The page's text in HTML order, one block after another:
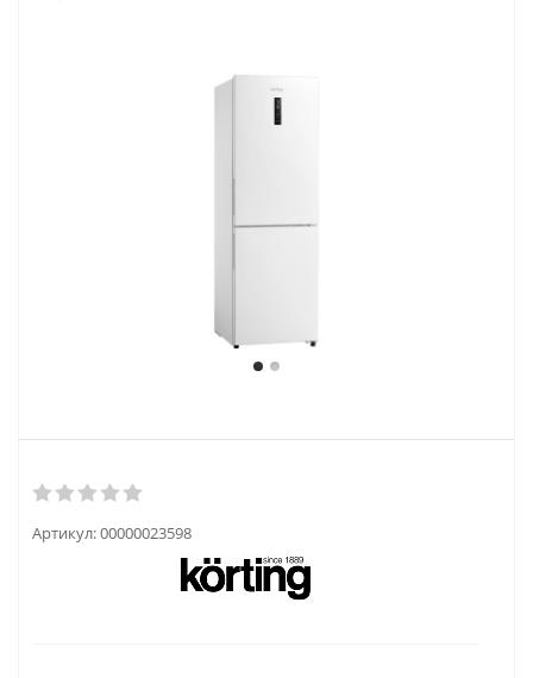
Артикул:00000023598